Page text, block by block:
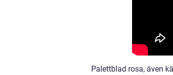
Palettblad rosa, även